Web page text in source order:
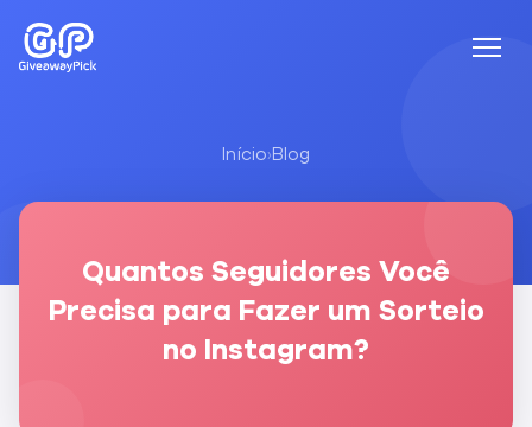
Início›Blog
Quantos Seguidores Você
Precisa para Fazer um Sorteio
no Instagram?